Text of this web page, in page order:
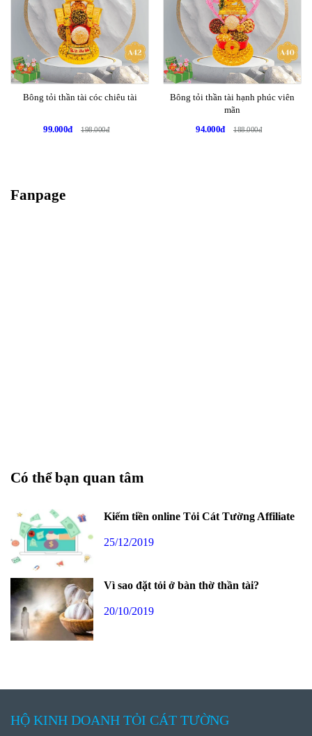
Bông tỏi thần tài cóc chiêu tài
99.000đ 198.000đ
Bông tỏi thần tài hạnh phúc viên
mãn
94.000đ
188.000đ
Fanpage
Có thể bạn quan tâm
Kiếm tiền online Tỏi Cát Tường Affiliate
25/12/2019
Vì sao đặt tỏi ở bàn thờ thần tài?
20/10/2019
HỘ KINH DOANH TỎI CÁT TƯỜNG